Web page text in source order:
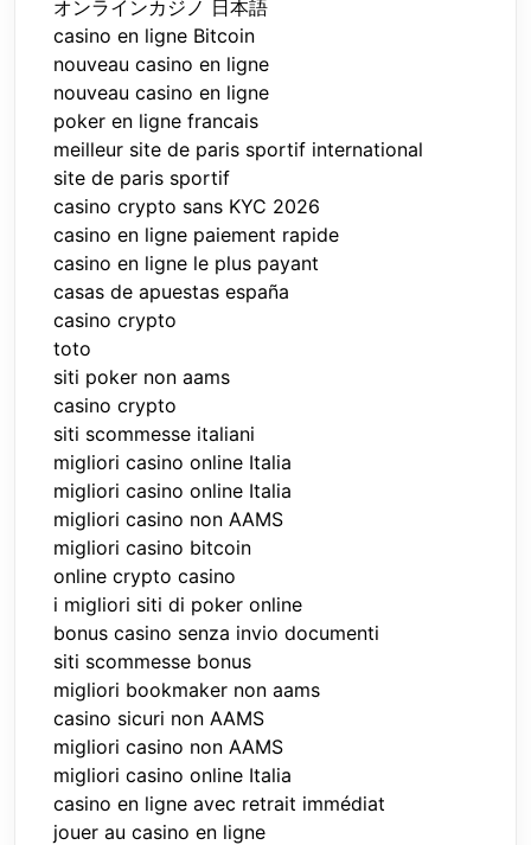
オンラインカジノ 日本語
casino en ligne Bitcoin
nouveau casino en ligne
nouveau casino en ligne
poker en ligne francais
meilleur site de paris sportif international
site de paris sportif
casino crypto sans KYC 2026
casino en ligne paiement rapide
casino en ligne le plus payant
casas de apuestas españa
casino crypto
toto
siti poker non aams
casino crypto
siti scommesse italiani
migliori casino online Italia
migliori casino online Italia
migliori casino non AAMS
migliori casino bitcoin
online crypto casino
i migliori siti di poker online
bonus casino senza invio documenti
siti scommesse bonus
migliori bookmaker non aams
casino sicuri non AAMS
migliori casino non AAMS
migliori casino online Italia
casino en ligne avec retrait immédiat
jouer au casino en ligne